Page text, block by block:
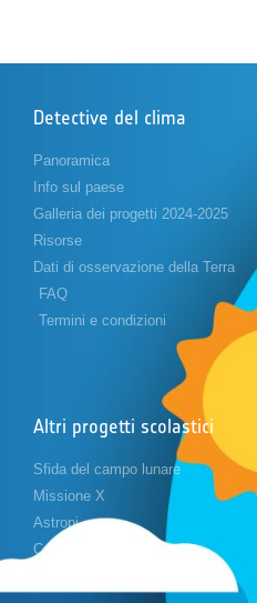
Detective del clima
Panoramica
Info sul paese
Galleria dei progetti 2024-2025
Risorse
Dati di osservazione della Terra
FAQ
Termini e condizioni
Altri progetti scolastici
Sfida del campo lunare
Missione X
Astropi
Cansat